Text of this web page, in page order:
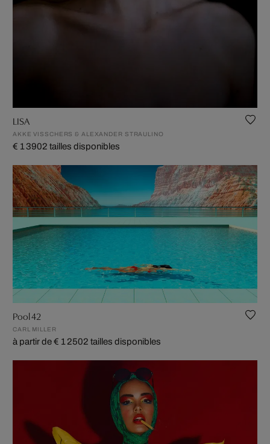
LISA
AKKE VISSCHERS & ALEXANDER STRAULINO
€ 1 3902 tailles disponibles
Pool 42
CARL MILLER
à partir de € 1 2502 tailles disponibles